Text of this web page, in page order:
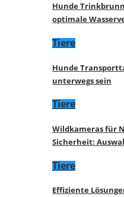
Hunde
optimale
Tiere
Hunde
unterwegs sein
Tiere
Wildkameras für
Sicherheit:
Tiere
Effiziente